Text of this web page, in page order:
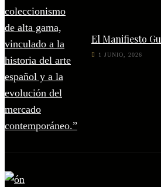
El Manifiesto
1 JUNIO, 2026